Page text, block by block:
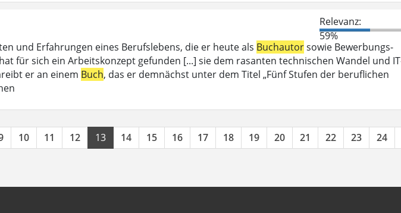
Relevanz:
59%
und Erfahrungen eines Berufslebens, die er heute als Buchautorsowie Bewerbungs-
für sich ein Arbeitskonzept gefunden [...] sie dem rasanten technischen Wandel und
er an einem Buch, das er demnächst unter dem Titel „Fünf Stufen der beruflichen
10 11 12 13 14 15 16 17 18 19 20 21 22 23 24